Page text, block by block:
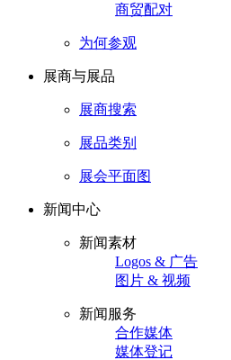
商贸配对
为何参观
展商与展品
展商搜索
展品类别
展会平面图
新闻中心
新闻素材
Logos & 广告
图片 & 视频
新闻服务
合作媒体
媒体登记